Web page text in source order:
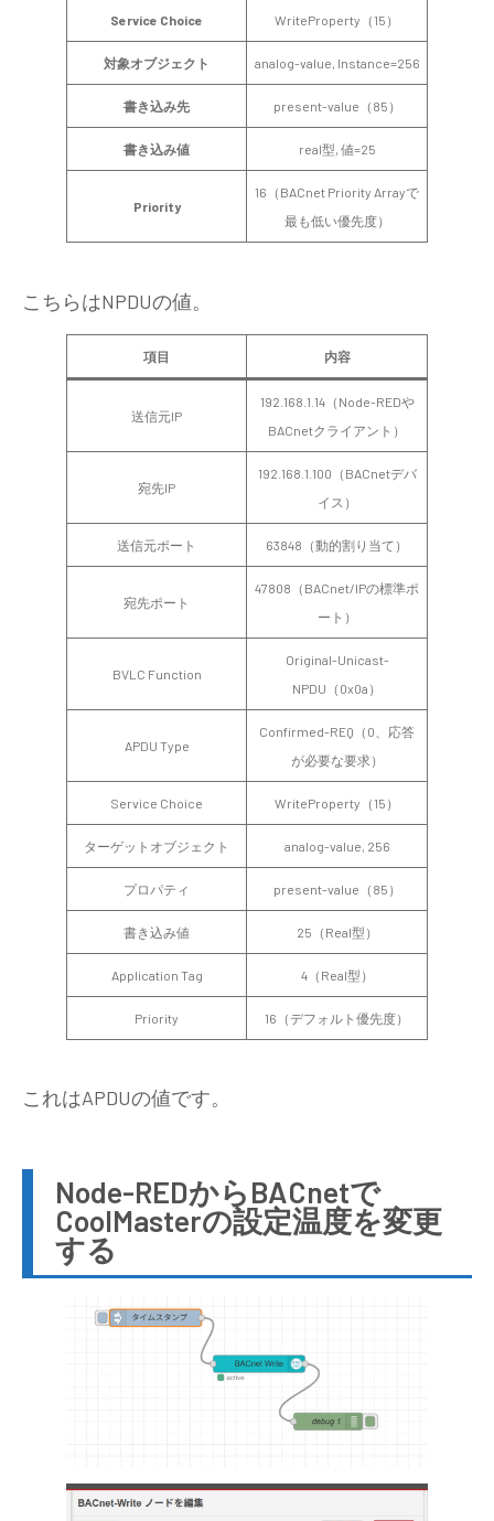
Service Choice WriteProperty（15）
対象オブジェクト analog-value, Instance=256
書き込み先 present-value（85）
書き込み値 real型, 値=25
Priority
16（BACnet Priority Arrayで
最も低い優先度）
こちらはNPDUの値。
項目 内容
送信元IP
192.168.1.14（Node-REDや
BACnetクライアント）
宛先IP
192.168.1.100（BACnetデバ
イス）
送信元ポート 63848（動的割り当て）
宛先ポート
47808（BACnet/IPの標準ポ
ート）
BVLC Function
Original-Unicast-
NPDU（0x0a）
APDU Type
Confirmed-REQ（0、応答
が必要な要求）
Service Choice WriteProperty（15）
ターゲットオブジェクト analog-value, 256
プロパティ present-value（85）
書き込み値 25（Real型）
Application Tag 4（Real型）
Priority 16（デフォルト優先度）
これはAPDUの値です。
Node-REDからBACnetで
CoolMasterの設定温度を変更
する